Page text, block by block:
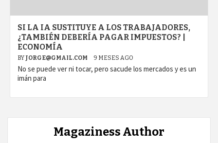
SI LA IA SUSTITUYE A LOS TRABAJADORES,
¿TAMBIÉN DEBERÍA PAGAR IMPUESTOS? |
ECONOMÍA
BY JORGE@GMAIL.COM 9 MESES AGO
No se puede ver ni tocar, pero sacude los mercados y es un
imán para
Magaziness Author